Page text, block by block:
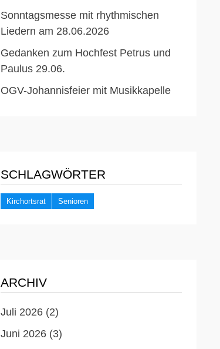
Sonntagsmesse mit rhythmischen
Liedern am 28.06.2026
Gedanken zum Hochfest Petrus und
Paulus 29.06.
OGV-Johannisfeier mit Musikkapelle
SCHLAGWÖRTER
Kirchortsrat Senioren
ARCHIV
Juli 2026(2)
Juni 2026(3)